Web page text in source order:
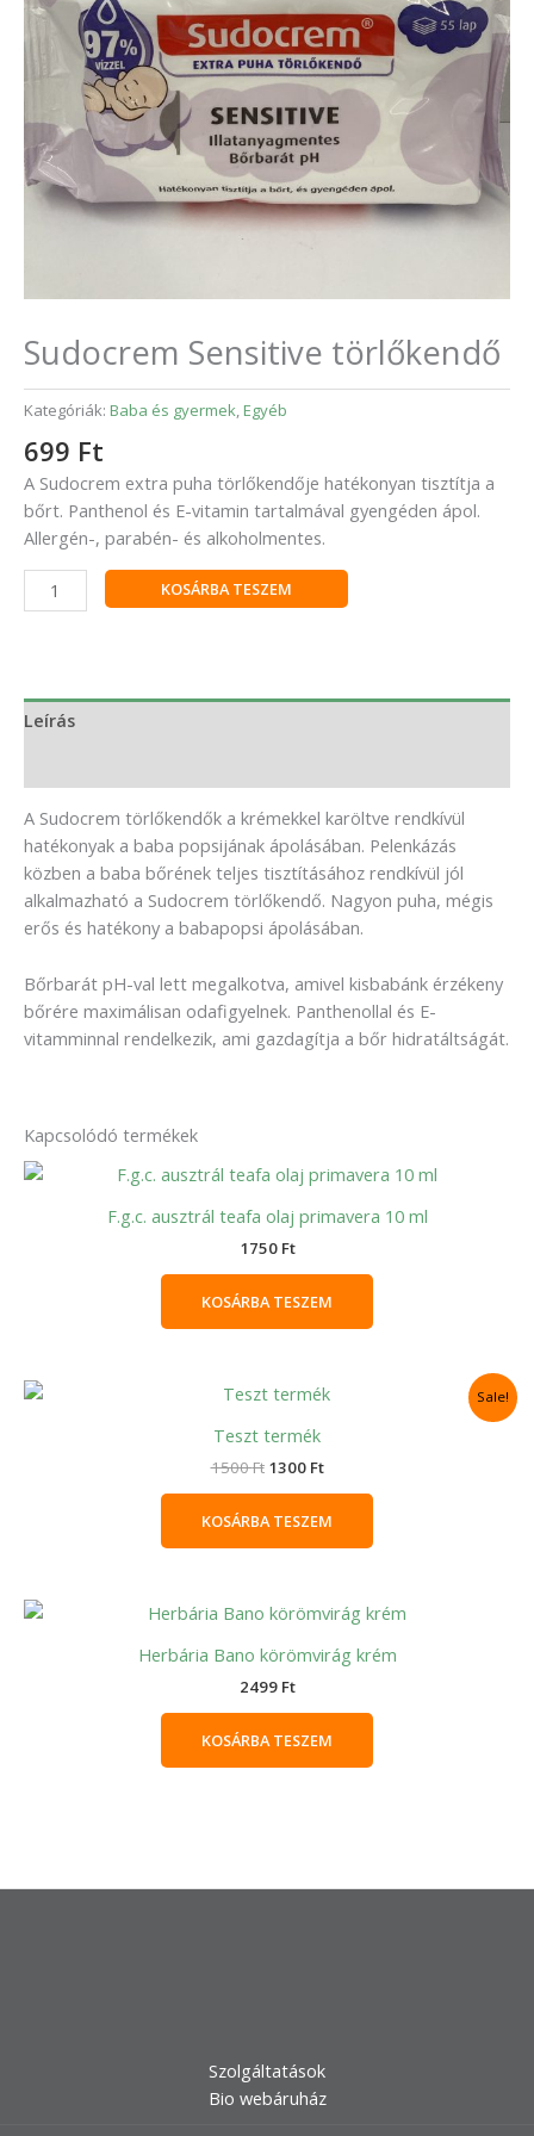
Sudocrem Sensitive törlőkendő
Kategóriák: Baba és gyermek, Egyéb
699 Ft
A Sudocrem extra puha törlőkendője hatékonyan tisztítja a
bőrt. Panthenol és E-vitamin tartalmával gyengéden ápol.
Allergén-, parabén- és alkoholmentes.
KOSÁRBA TESZEM
Leírás
A Sudocrem törlőkendők a krémekkel karöltve rendkívül
hatékonyak a baba popsijának ápolásában. Pelenkázás
közben a baba bőrének teljes tisztításához rendkívül jól
alkalmazható a Sudocrem törlőkendő. Nagyon puha, mégis
erős és hatékony a babapopsi ápolásában.
Bőrbarát pH-val lett megalkotva, amivel kisbabánk érzékeny
bőrére maximálisan odafigyelnek. Panthenollal és E-
vitamminnal rendelkezik, ami gazdagítja a bőr hidratáltságát.
Kapcsolódó termékek
F.g.c. ausztrál teafa olaj primavera 10 ml
1750 Ft
KOSÁRBA TESZEM
Sale!
Teszt termék
1500Ft
Original
was:
1500 Ft.
1300 Ft
Current
KOSÁRBA TESZEM
Herbária Bano körömvirág krém
2499 Ft
KOSÁRBA TESZEM
Szolgáltatások
Bio webáruház